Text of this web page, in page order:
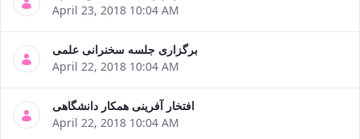
April 23, 2018 10:04 AM
برگزاری جلسه سخنرانی علمی
April 22, 2018 10:04 AM
افتخار آفرینی همکار دانشگاهی
April 22, 2018 10:04 AM